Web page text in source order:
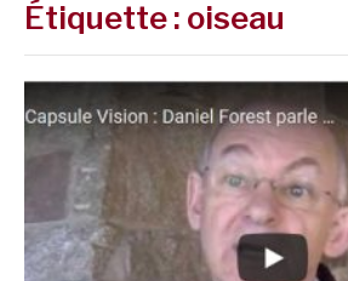
Étiquette : oiseau